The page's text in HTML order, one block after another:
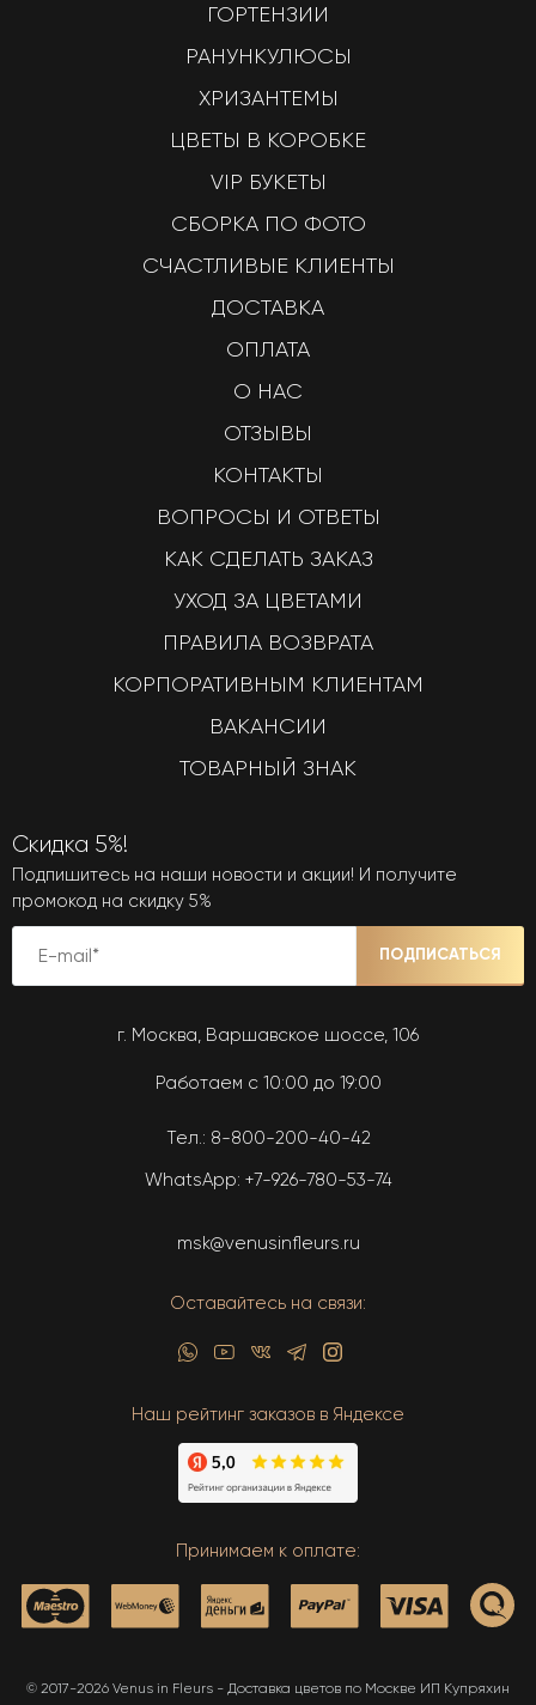
ГОРТЕНЗИИ
РАНУНКУЛЮСЫ
ХРИЗАНТЕМЫ
ЦВЕТЫ В КОРОБКЕ
VIP БУКЕТЫ
СБОРКА ПО ФОТО
СЧАСТЛИВЫЕ КЛИЕНТЫ
ДОСТАВКА
ОПЛАТА
О НАС
ОТЗЫВЫ
КОНТАКТЫ
ВОПРОСЫ И ОТВЕТЫ
КАК СДЕЛАТЬ ЗАКАЗ
УХОД ЗА ЦВЕТАМИ
ПРАВИЛА ВОЗВРАТА
КОРПОРАТИВНЫМ КЛИЕНТАМ
ВАКАНСИИ
ТОВАРНЫЙ ЗНАК
Скидка 5%!
Подпишитесь на наши новости и акции! И получите
промокод на скидку 5%
ПОДПИСАТЬСЯ
г. Москва, Варшавское шоссе, 106
Работаем с 10:00 до 19:00
Тел.: 8-800-200-40-42
WhatsApp: +7-926-780-53-74
msk@venusinfleurs.ru
Оставайтесь на связи:
Наш рейтинг заказов в Яндексе
Принимаем к оплате:
© 2017-2026 Venus in Fleurs - Доставка цветов по Москве ИП Купряхин